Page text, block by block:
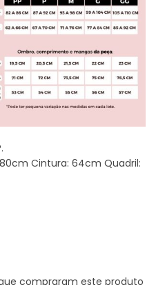
Cintura: 64cm Quadril:
compraram este produto